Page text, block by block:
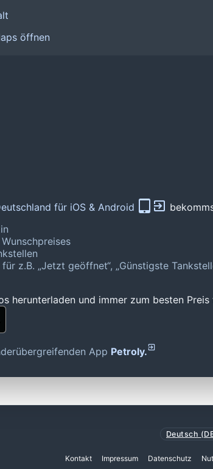
öffnen
für iOS & Android
z.B. „Jetzt geöffnet“, „Günstigste
herunterladen und immer zum besten Preis
App Petroly.
Deutsch
Kontakt Impressum Datenschutz